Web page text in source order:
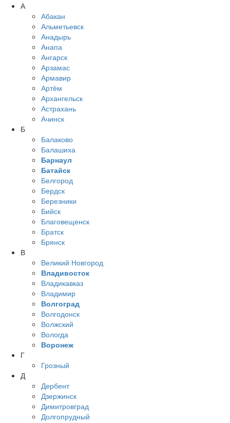
А
Абакан
Альметьевск
Анадырь
Анапа
Ангарск
Арзамас
Армавир
Артём
Архангельск
Астрахань
Ачинск
Б
Балаково
Балашиха
Барнаул
Батайск
Белгород
Бердск
Березники
Бийск
Благовещенск
Братск
Брянск
В
Великий Новгород
Владивосток
Владикавказ
Владимир
Волгоград
Волгодонск
Волжский
Вологда
Воронеж
Г
Грозный
Д
Дербент
Дзержинск
Димитровград
Долгопрудный